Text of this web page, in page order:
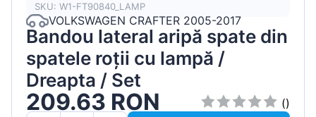
SKU: W1-FT90840_LAMP
VOLKSWAGEN CRAFTER 2005-2017
Bandou lateral aripă spate din
spatele roții cu lampă /
Dreapta / Set
209.63 RON
()